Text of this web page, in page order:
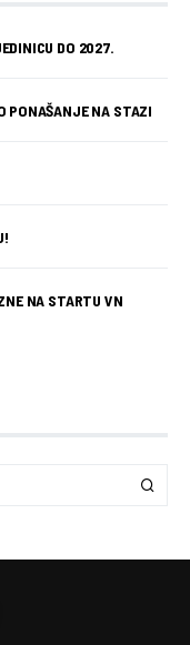
DO 2027.
PONAŠANJE NA STAZI
NA STARTU VN